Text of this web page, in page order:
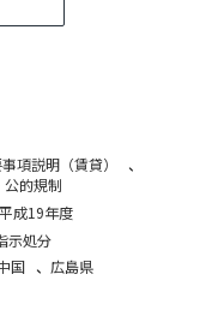
項説明（賃貸）
、
的規制
平成19年度
示処分
国 、 広島県